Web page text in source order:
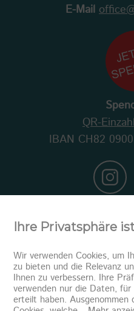
E-Mail
QR-
IBAN CH82
Ihre Privatsphäre
Wir verwenden Cookies, um
zu bieten und die Relevanz
Ihnen zu verbessern. Ihre
verwenden nur die Daten,
erteilt haben. Ausgenommen